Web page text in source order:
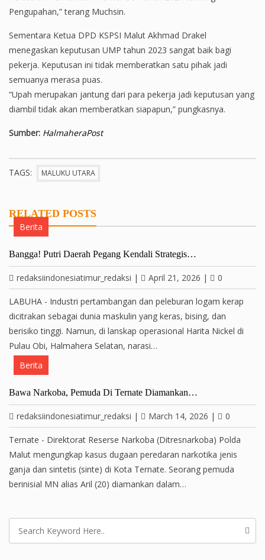
Pengupahan,” terang Muchsin.
Sementara Ketua DPD KSPSI Malut Akhmad Drakel
menegaskan keputusan UMP tahun 2023 sangat baik bagi
pekerja. Keputusan ini tidak memberatkan satu pihak jadi
semuanya merasa puas.
“Upah merupakan jantung dari para pekerja jadi keputusan yang
diambil tidak akan memberatkan siapapun,” pungkasnya.
Sumber: HalmaheraPost
TAGS: MALUKU UTARA
RELATED POSTS
Berita
Bangga! Putri Daerah Pegang Kendali Strategis…
redaksiindonesiatimur_redaksi | April 21, 2026 | 0
LABUHA - Industri pertambangan dan peleburan logam kerap
dicitrakan sebagai dunia maskulin yang keras, bising, dan
berisiko tinggi. Namun, di lanskap operasional Harita Nickel di
Pulau Obi, Halmahera Selatan, narasi…
Berita
Bawa Narkoba, Pemuda Di Ternate Diamankan…
redaksiindonesiatimur_redaksi | March 14, 2026 | 0
Ternate - Direktorat Reserse Narkoba (Ditresnarkoba) Polda
Malut mengungkap kasus dugaan peredaran narkotika jenis
ganja dan sintetis (sinte) di Kota Ternate. Seorang pemuda
berinisial MN alias Aril (20) diamankan dalam…